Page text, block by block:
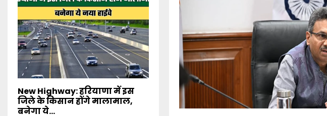
New Highway: हरियाणा में इस
जिले के किसान होंगे मालामाल,
बनेगा ये...